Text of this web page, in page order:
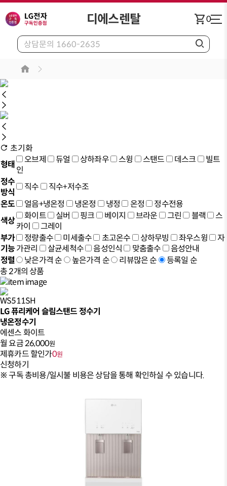
디에스렌탈 shopping_cart0
초기화
형태
오브제 듀얼 상하좌우 스윙 스탠드 데스크
빌트
인
정수
방식
직수
직수+저수조
온도
얼음+냉온정 냉온정 냉정 온정
정수전용
색상
화이트 실버 핑크 베이지 브라운 그린 블랙
스
카이
그레이
부가
기능
정량출수 미세출수 초고온수 상하무빙 좌우스윙
자
가관리
살균세척수 음성인식 맞춤출수
음성안내
정렬
낮은가격 순 높은가격 순 리뷰많은 순
등록일 순
총2개의 상품
WS511SH
LG 퓨리케어 슬림스탠드 정수기
냉온정수기
에센스 화이트
월 요금26,000원
제휴카드 할인가0원
신청하기
※ 구독 총비용/일시불 비용은 상담을 통해 확인하실 수 있습니다.